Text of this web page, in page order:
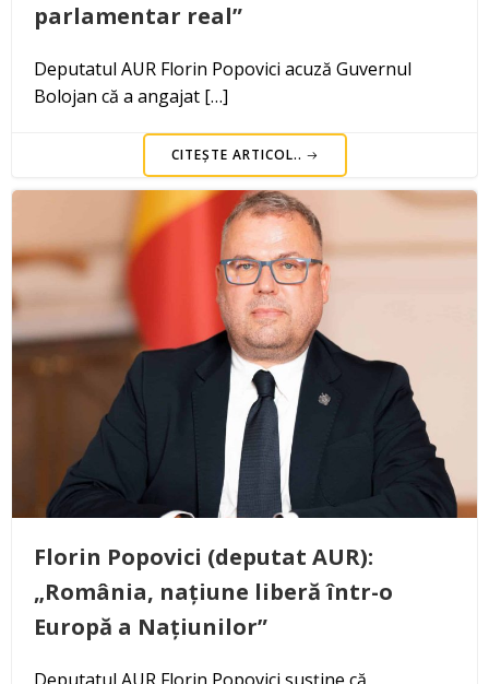
parlamentar real”
Deputatul AUR Florin Popovici acuză Guvernul
Bolojan că a angajat […]
CITEȘTE ARTICOL..
Florin Popovici (deputat AUR):
„România, națiune liberă într-o
Europă a Națiunilor”